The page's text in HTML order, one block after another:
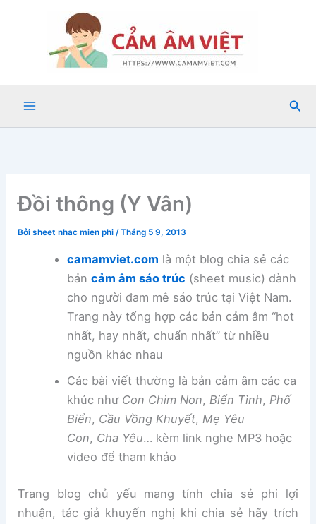
Tìm
Đồi thông (Y Vân)
Bởisheet nhac mien phi/Tháng 5 9, 2013
camamviet.com là một blog chia sẻ các
bản cảm âm sáo trúc (sheet music) dành
cho người đam mê sáo trúc tại Việt Nam.
Trang này tổng hợp các bản cảm âm “hot
nhất, hay nhất, chuẩn nhất” từ nhiều
nguồn khác nhau
Các bài viết thường là bản cảm âm các ca
khúc như Con Chim Non, Biển Tình, Phố
Biển, Cầu Vồng Khuyết, Mẹ Yêu
Con, Cha Yêu… kèm link nghe MP3 hoặc
video để tham khảo
Trang blog chủ yếu mang tính chia sẻ phi lợi
nhuận, tác giả khuyến nghị khi chia sẻ hãy trích